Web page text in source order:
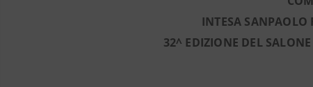
INTESA
32^ EDIZIONE DEL